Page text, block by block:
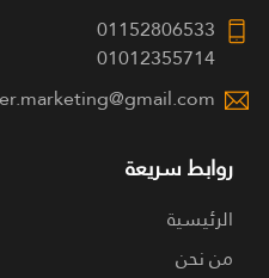
01152806533
01012355714
روابط سريعة
الرئيسية
من نحن